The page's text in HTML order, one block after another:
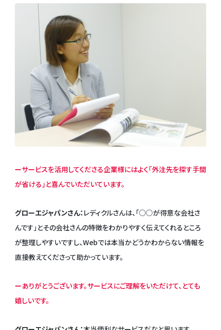
ーサービスを活用してくださる企業様にはよく「外注先を探す手間
が省ける」と喜んでいただいています。
グローエジャパンさん： レディクルさんは、「○○が得意な会社さ
んです」とその会社さんの特徴をわかりやすく伝えてくれるところ
が整理しやすいですし、Webでは本当かどうかわからない情報を
直接教えてくださって助かっています。
ーありがとうございます。サービスにご理解をいただけて、とても
嬉しいです。